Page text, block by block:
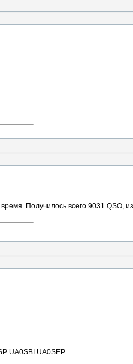
Получилось всего 9031 QSO,
UA0SBI UA0SEP.